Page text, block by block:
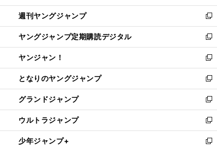
開
く
ウ
で
開
く
ン
ド
ウ
で
開
く
ウ
ィ
ン
ド
ウ
で
開
く
週刊ヤングジャンプ
新
し
い
ウ
ィ
ン
ド
ウ
で
開
く
ヤングジャンプ定期購読デジタル
新
し
い
ウ
ィ
ン
ド
ウ
で
開
く
ヤンジャン！
新
し
い
ウ
ィ
ン
ド
ウ
で
となりのヤングジャンプ
新
し
い
ウ
ィ
ン
ド
グランドジャンプ
新
し
い
ウ
ィ
ウルトラジャンプ
新
し
い
少年ジャンプ+
新